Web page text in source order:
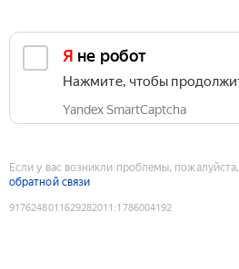
Я не робот
Нажмите, чтобы
Yandex SmartCaptcha
Если у вас возникли проблемы,
обратной связи
9176248011629282011 :1786004192